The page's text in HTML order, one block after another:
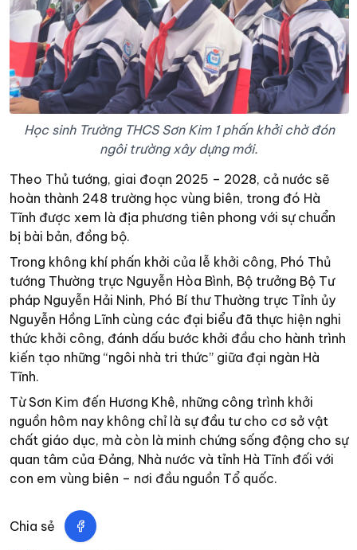
Học sinh Trường THCS Sơn Kim 1 phấn khởi chờ đón
ngôi trường xây dựng mới.
Theo Thủ tướng, giai đoạn 2025 – 2028, cả nước sẽ
hoàn thành 248 trường học vùng biên, trong đó Hà
Tĩnh được xem là địa phương tiên phong với sự chuẩn
bị bài bản, đồng bộ.
Trong không khí phấn khởi của lễ khởi công, Phó Thủ
tướng Thường trực Nguyễn Hòa Bình, Bộ trưởng Bộ Tư
pháp Nguyễn Hải Ninh, Phó Bí thư Thường trực Tỉnh ủy
Nguyễn Hồng Lĩnh cùng các đại biểu đã thực hiện nghi
thức khởi công, đánh dấu bước khởi đầu cho hành trình
kiến tạo những “ngôi nhà tri thức” giữa đại ngàn Hà
Tĩnh.
Từ Sơn Kim đến Hương Khê, những công trình khởi
nguồn hôm nay không chỉ là sự đầu tư cho cơ sở vật
chất giáo dục, mà còn là minh chứng sống động cho sự
quan tâm của Đảng, Nhà nước và tỉnh Hà Tĩnh đối với
con em vùng biên – nơi đầu nguồn Tổ quốc.
Chia sẻ